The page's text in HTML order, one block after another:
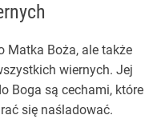
Matka Boża, ale także
wiernych. Jej
Boga są cechami, które
się naśladować.